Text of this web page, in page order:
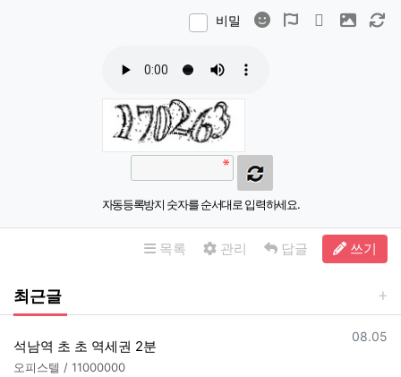
비밀 이모티콘폰트어썸
동영상 이미지
자동등록방지 숫자를 순서대로 입력하세요.
목록 관리 답글 쓰기
최근글
등록일
08.05
석남역 초 초 역세권 2분
오피스텔 / 11000000